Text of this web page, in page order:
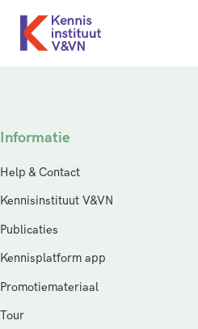
Informatie
Help & Contact
Kennisinstituut V&VN
Publicaties
Kennisplatform app
Promotiemateriaal
Tour